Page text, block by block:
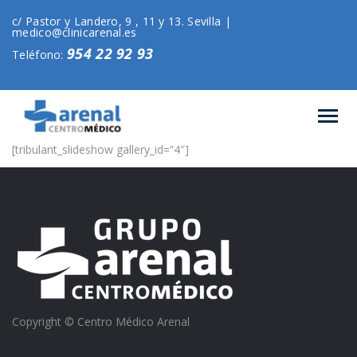
c/ Pastor y Landero, 9 , 11 y 13. Sevilla |
medico@clinicarenal.es
Teléfono: 954 22 92 93
[tribulant_slideshow gallery_id=”4″]
Copyright © Centro Médico Arenal